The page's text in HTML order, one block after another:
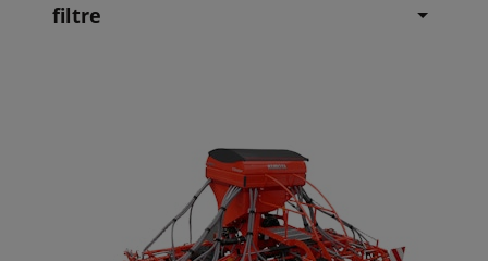
filtre